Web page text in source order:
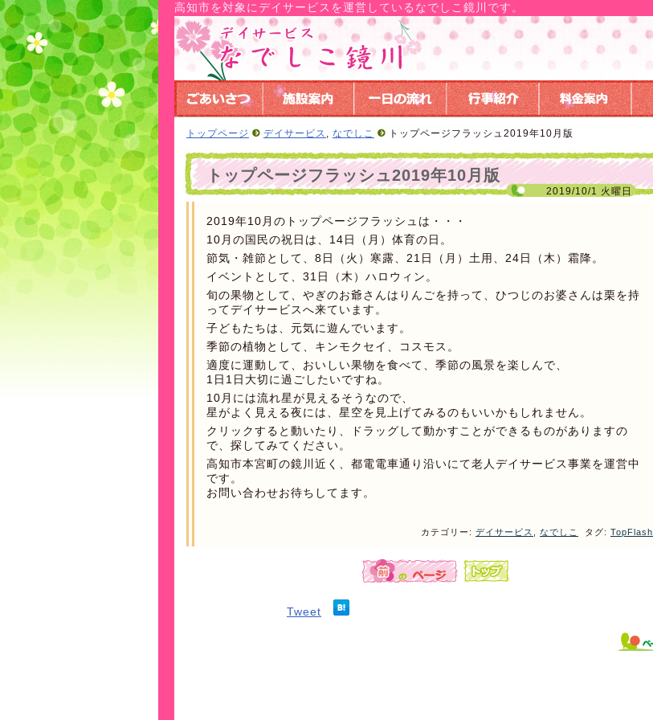
高知市を対象にデイサービスを運営しているなでしこ鏡川です。
トップページ デイサービス , なでしこ トップページフラッシュ2019年10月版
トップページフラッシュ2019年10月版
2019/10/1 火曜日
2019年10月のトップページフラッシュは・・・
10月の国民の祝日は、14日（月）体育の日。
節気・雑節として、8日（火）寒露、21日（月）土用、24日（木）霜降。
イベントとして、31日（木）ハロウィン。
旬の果物として、やぎのお爺さんはりんごを持って、ひつじのお婆さんは栗を持
ってデイサービスへ来ています。
子どもたちは、元気に遊んでいます。
季節の植物として、キンモクセイ、コスモス。
適度に運動して、おいしい果物を食べて、季節の風景を楽しんで、
1日1日大切に過ごしたいですね。
10月には流れ星が見えるそうなので、
星がよく見える夜には、星空を見上げてみるのもいいかもしれません。
クリックすると動いたり、ドラッグして動かすことができるものがありますの
で、探してみてください。
高知市本宮町の鏡川近く、都電電車通り沿いにて老人デイサービス事業を運営中
です。
お問い合わせお待ちしてます。
カテゴリー: デイサービス なでしこ タグ: TopFlash
Tweet